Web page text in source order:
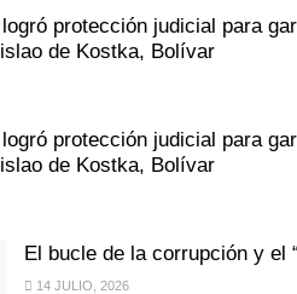
protección judicial para
de Kostka, Bolívar
protección judicial para
de Kostka, Bolívar
El bucle de la corrupción y el
14 JULIO, 2026